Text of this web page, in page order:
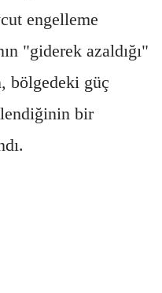
engelleme
"giderek azaldığı"
bölgedeki güç
bir